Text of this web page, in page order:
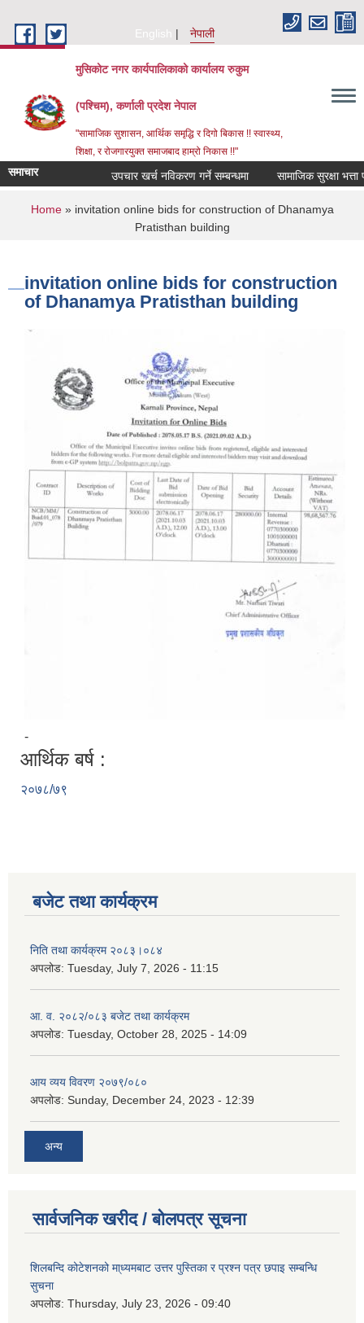
English
नेपाली
मुसिकोट नगर कार्यपालिकाको कार्यालय रुकुम
(पश्चिम), कर्णाली प्रदेश नेपाल
"सामाजिक सुशासन, आर्थिक समृद्धि र दिगो बिकास !! स्वास्थ्य,
शिक्षा, र रोजगारयुक्त समाजबाद हाम्रो निकास !!"
समाचार उपचार खर्च नविकरण गर्ने सम्बन्धमा
You are here
Home» invitation online bids for construction of Dhanamya
Pratisthan building
invitation online bids for construction
of Dhanamya Pratisthan building
-
आर्थिक बर्ष :
२०७८/७९
बजेट तथा कार्यक्रम
निति तथा कार्यक्रम २०८३।०८४
अपलोड: Tuesday, July 7, 2026 - 11:15
आ. व. २०८२/०८३ बजेट तथा कार्यक्रम
अपलोड: Tuesday, October 28, 2025 - 14:09
आय व्यय विवरण २०७९/०८०
अपलोड: Sunday, December 24, 2023 - 12:39
अन्य
सार्वजनिक खरीद / बोलपत्र सूचना
शिलबन्दि कोटेशनको मा्ध्यमबाट उत्तर पुस्तिका र प्रश्न पत्र छपाइ सम्बन्धि
सुचना
अपलोड: Thursday, July 23, 2026 - 09:40